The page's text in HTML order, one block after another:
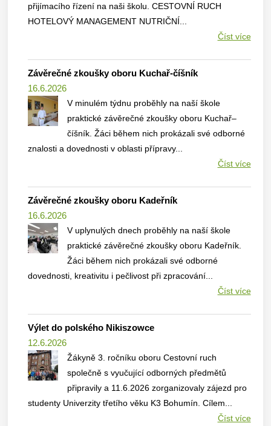
přijímacího řízení na naši školu. CESTOVNÍ RUCH
HOTELOVÝ MANAGEMENT NUTRIČNÍ...
Číst více
Závěrečné zkoušky oboru Kuchař-číšník
16.6.2026
V minulém týdnu proběhly na naší škole
praktické závěrečné zkoušky oboru Kuchař–
číšník. Žáci během nich prokázali své odborné
znalosti a dovednosti v oblasti přípravy...
Číst více
Závěrečné zkoušky oboru Kadeřník
16.6.2026
V uplynulých dnech proběhly na naší škole
praktické závěrečné zkoušky oboru Kadeřník.
Žáci během nich prokázali své odborné
dovednosti, kreativitu i pečlivost při zpracování...
Číst více
Výlet do polského Nikiszowce
12.6.2026
Žákyně 3. ročníku oboru Cestovní ruch
společně s vyučující odborných předmětů
připravily a 11.6.2026 zorganizovaly zájezd pro
studenty Univerzity třetího věku K3 Bohumín. Cílem...
Číst více